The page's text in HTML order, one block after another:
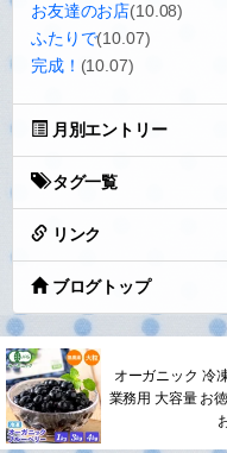
ギャラリー
夕焼け(10.22)
ブライスアウトフィット
BBQ(10.12)
夜活(10.11)
イタリアンお惣菜の店
くまくま(10.09)
お友達のお店(10.08)
ふたりで(10.07)
完成！(10.07)
月別エントリー